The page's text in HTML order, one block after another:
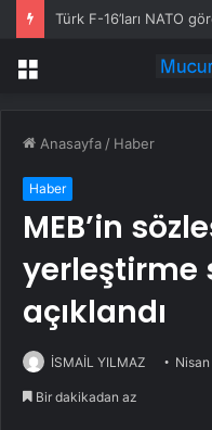
Menü
Anasayfa / Haber
Haber
MEB’in
yerleştirme
açıklandı
İSMAİL YILMAZ
Bir dakikadan az